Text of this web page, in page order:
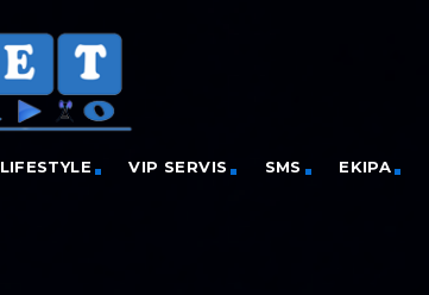
LIFESTYLE VIP SERVIS SMS EKIPA